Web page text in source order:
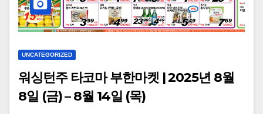
UNCATEGORIZED
워싱턴주 타코마 부한마켓 | 2025년 8월
8일 (금) – 8월 14일 (목)